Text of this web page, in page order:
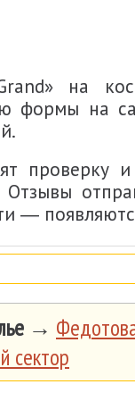
на
формы на
проверку и
Отзывы
―
→
сектор